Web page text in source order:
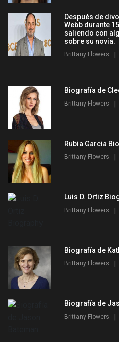
Después de
Webb durante
saliendo con
sobre su novia.
Brittany Flowers
Biografía de
Brittany Flowers
Rubia Garcia
Brittany Flowers
Luis D. Ortiz
Brittany Flowers
Biografía de
Brittany Flowers
Biografía de
Brittany Flowers